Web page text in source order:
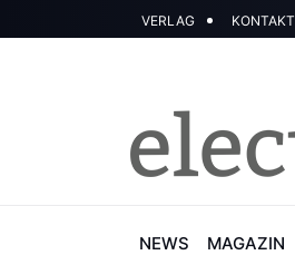
VERLAG KONTAKT
NEWS MAGAZIN